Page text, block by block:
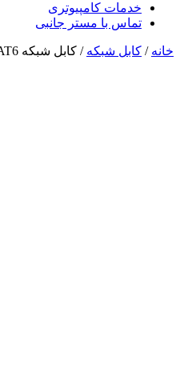
خدمات کامپیوتری
تماس با مستر جانبی
خانه / کابل شبکه / کابل شبکه CAT6 (1.5متری)